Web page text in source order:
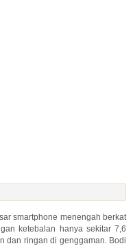
smartphone menengah berkat
ketebalan hanya sekitar 7,6
dan ringan di genggaman. Bodi